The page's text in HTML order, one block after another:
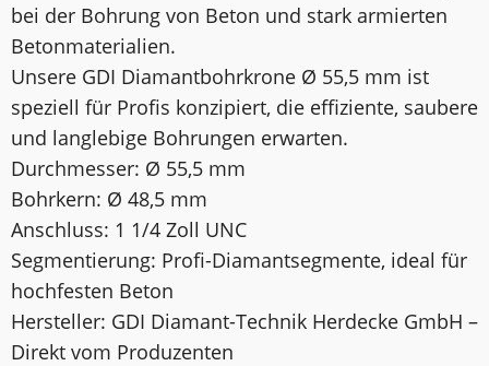
bei der Bohrung von Beton und stark armierten
Betonmaterialien.
Unsere GDI Diamantbohrkrone Ø 55,5 mm ist
speziell für Profis konzipiert, die effiziente, saubere
und langlebige Bohrungen erwarten.
Durchmesser: Ø 55,5 mm
Bohrkern: Ø 48,5 mm
Anschluss: 1 1/4 Zoll UNC
Segmentierung: Profi-Diamantsegmente, ideal für
hochfesten Beton
Hersteller: GDI Diamant-Technik Herdecke GmbH –
Direkt vom Produzenten